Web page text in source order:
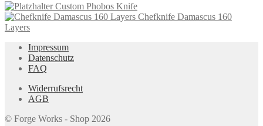
Custom Phobos Knife
Chefknife Damascus 160
Layers
Impressum
Datenschutz
FAQ
Widerrufsrecht
AGB
© Forge Works - Shop 2026